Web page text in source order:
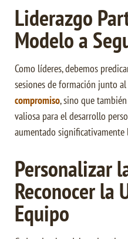
Liderazgo
Modelo a
Como líderes, debemos
sesiones de formación junto
compromiso, sino que
valiosa para el desarrollo
aumentado
Personalizar
Reconocer la
Equipo